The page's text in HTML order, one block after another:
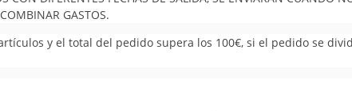
GASTOS.
y el total del pedido supera los 100€, si el pedido se